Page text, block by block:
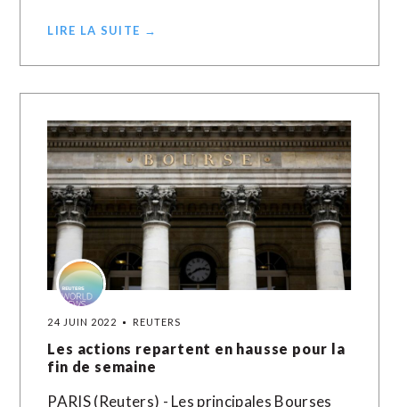
LIRE LA SUITE →
24 JUIN 2022 REUTERS
Les actions repartent en hausse pour la
fin de semaine
PARIS (Reuters) - Les principales Bourses